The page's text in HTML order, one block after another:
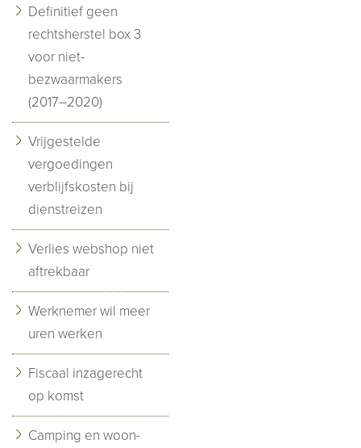
Definitief geen
rechtsherstel box 3
voor niet-
bezwaarmakers
(2017–2020)
Vrijgestelde
vergoedingen
verblijfskosten bij
dienstreizen
Verlies webshop niet
aftrekbaar
Werknemer wil meer
uren werken
Fiscaal inzagerecht
op komst
Camping en woon-